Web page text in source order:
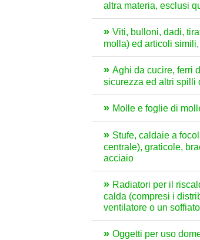
altra materia, esclusi
Viti, bulloni, dadi,
molla) ed articoli
Aghi da cucire, ferri
sicurezza ed altri spilli
Molle e foglie di
Stufe, caldaie a
centrale), graticole,
acciaio
Radiatori per il
calda (compresi i
ventilatore o un
Oggetti per uso